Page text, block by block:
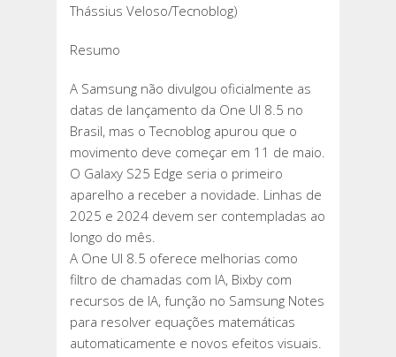
Thássius Veloso/Tecnoblog)
Resumo
A Samsung não divulgou oficialmente as
datas de lançamento da One UI 8.5 no
Brasil, mas o Tecnoblog apurou que o
movimento deve começar em 11 de maio.
O Galaxy S25 Edge seria o primeiro
aparelho a receber a novidade. Linhas de
2025 e 2024 devem ser contempladas ao
longo do mês.
A One UI 8.5 oferece melhorias como
filtro de chamadas com IA, Bixby com
recursos de IA, função no Samsung Notes
para resolver equações matemáticas
automaticamente e novos efeitos visuais.